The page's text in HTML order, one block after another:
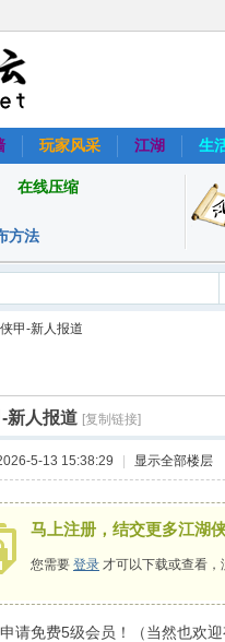
玩家风采 江湖 生
在线压缩
方法
甲-新人报道
新人报道 [复制链接]
5-13 15:38:29 显示全部楼层
马上注册，结交更多江湖
您需要 登录 才可以下载或查看，
请免费5级会员！（当然也欢迎